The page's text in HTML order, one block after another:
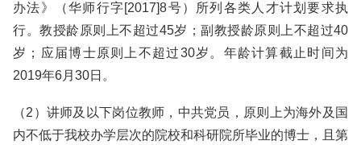
办法》（华师行字[2017]8号）所列各类人才计划要求执
行。教授龄原则上不超过45岁；副教授龄原则上不超过40
岁；应届博士原则上不超过30岁。年龄计算截止时间为
2019年6月30日。
（2）讲师及以下岗位教师，中共党员，原则上为海外及国
内不低于我校办学层次的院校和科研院所毕业的博士，且第